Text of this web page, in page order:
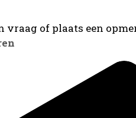
vraag of plaats een